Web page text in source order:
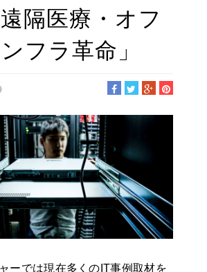
隔医療・オフ
フラ革命」
ーでは現在多くのIT事例取材を